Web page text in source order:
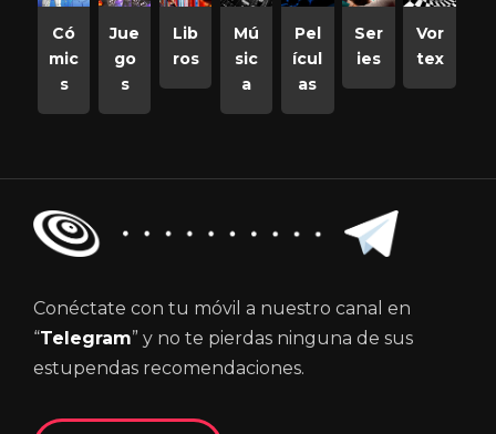
Có
mic
s
Jue
go
s
Lib
ros
Mú
sic
a
Pel
ícul
as
Ser
ies
Vor
tex
Conéctate con tu móvil a nuestro canal en
“Telegram” y no te pierdas ninguna de sus
estupendas recomendaciones.